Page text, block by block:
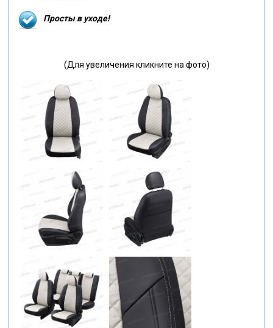
Просты в уходе!
(Для увеличения кликните на фото)